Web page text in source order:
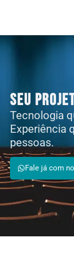
Seu
Tecnologia
Experiência
pessoas.
Fale já com